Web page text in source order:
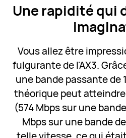
Une rapidité qui
Vous allez être
fulgurante de l'AX3.
une bande passante de
théorique peut
(574 Mbps sur une
Mbps sur une bande